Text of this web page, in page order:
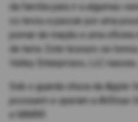
da família para ir a algumas
os levou a passar por uma
pomar de maçãs e uma oficina
de terra. Este tesouro se
Valley Enterprises, LLC nasceu.
Sob o guarda-chuva da Apple
possuem e operam a AVEnue
e MMRR.